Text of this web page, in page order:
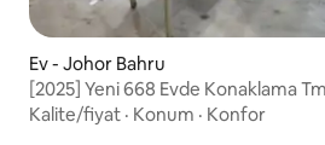
Ev - Johor Bahru
[2025] Yeni 668 Evde Konaklama
Valley Yakınında
Kalite/fiyat · Konum · Konfor